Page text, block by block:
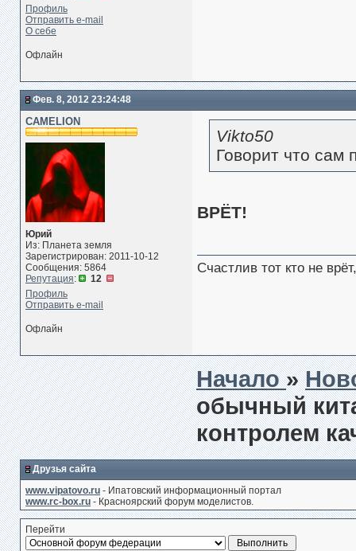
Профиль
Отправить e-mail
О себе
Офлайн
Фев. 8, 2012 23:24:48
CAMELION
Юрий
Из: Планета земля
Зарегистрирован: 2011-10-12
Сообщения: 5864
Репутация:
12
Профиль
Отправить e-mail
Vikto50
Говорит что сам
ВРЁТ!
Счастлив тот кто не
Офлайн
Начало»
обычный
контролем
Друзья сайта
www.vipatovo.ru - Ипатовский информационный портал
www.rc-box.ru - Красноярский форум моделистов.
Перейти